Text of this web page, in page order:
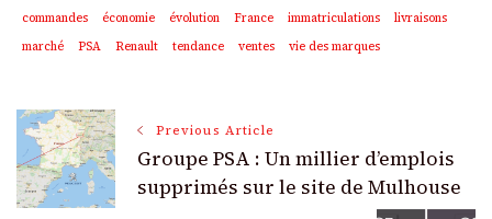
commandes
économie évolution France immatriculations
livraisons
marché
PSA Renault tendance ventes vie des marques
Post
Navigation
Previous Article
Groupe PSA : Un millier d’emplois
supprimés sur le site de Mulhouse